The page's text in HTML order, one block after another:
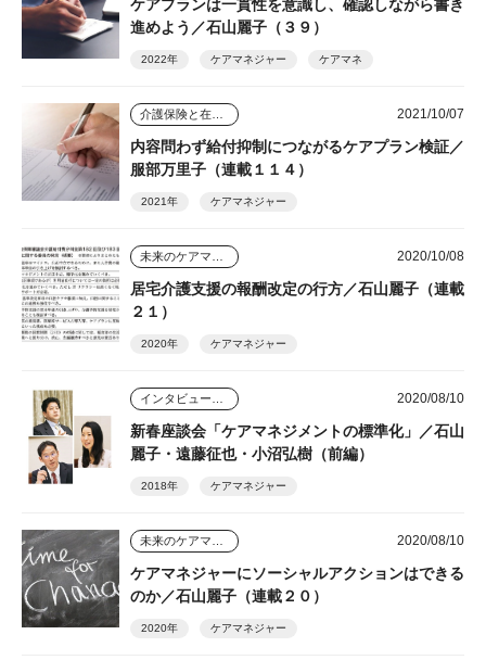
ケアプランは一貫性を意識し、確認しながら書き
進めよう／石山麗子（３９）
2022年 ケアマネジャー ケアマネ
2021/10/07
内容問わず給付抑制につながるケアプラン検証／
服部万里子（連載１１４）
2021年 ケアマネジャー
2020/10/08
居宅介護支援の報酬改定の行方／石山麗子（連載
２１）
2020年 ケアマネジャー
2020/08/10
新春座談会「ケアマネジメントの標準化」／石山
麗子・遠藤征也・小沼弘樹（前編）
2018年 ケアマネジャー
2020/08/10
ケアマネジャーにソーシャルアクションはできる
のか／石山麗子（連載２０）
2020年 ケアマネジャー